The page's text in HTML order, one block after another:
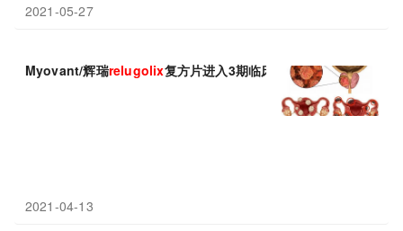
2021-05-27
Myovant/辉瑞relugolix复方片进入3期临床：用于高危女性人群
2021-04-13